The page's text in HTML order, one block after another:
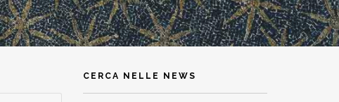
CERCA NELLE NEWS